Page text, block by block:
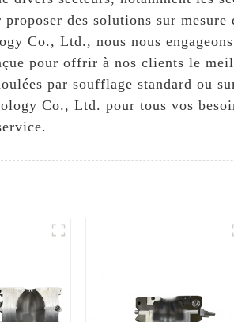
des solutions sur
Co., Ltd., nous nous
pour offrir à nos clients le
par soufflage standard ou
Co., Ltd. pour tous vos